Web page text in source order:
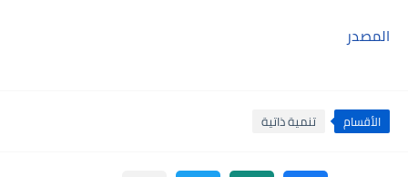
المصدر
الأقسام تنمية ذاتية